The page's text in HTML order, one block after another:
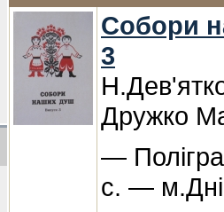
Собори
3
Дружко
—
с. —